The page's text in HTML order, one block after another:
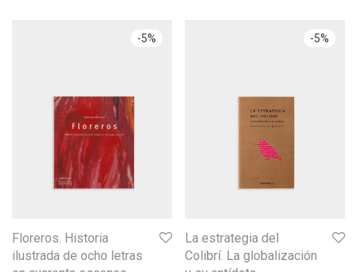
-5%
Floreros. Historia
ilustrada de ocho letras
-5%
La estrategia del
Colibrí. La globalización